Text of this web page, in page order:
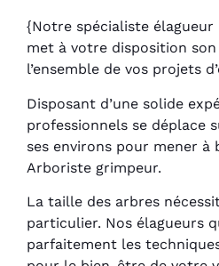
{Notre spécialiste élagueur
met à votre disposition
l’ensemble de vos projets
Disposant d’une solide
professionnels se déplace
ses environs pour mener à
Arboriste grimpeur.
La taille des arbres
particulier. Nos élagueurs
parfaitement les